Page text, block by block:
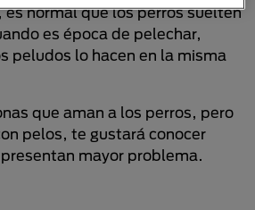
normal que los perros suelten
es época de pelechar,
peludos lo hacen en la misma
que aman a los perros, pero
pelos, te gustará conocer
mayor problema.